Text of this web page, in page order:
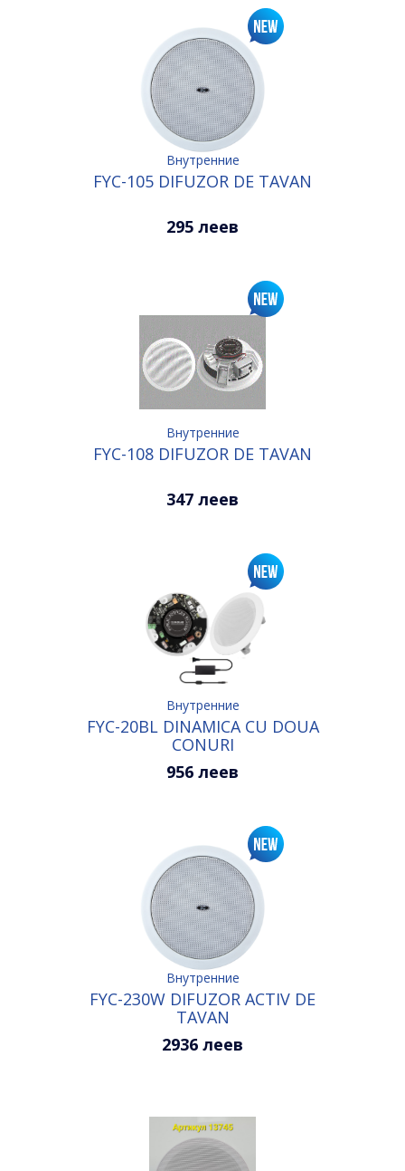
Внутренние
FYC-105 DIFUZOR DE TAVAN
295 леев
Внутренние
FYC-108 DIFUZOR DE TAVAN
347 леев
Внутренние
FYC-20BL DINAMICA CU DOUA
CONURI
956 леев
Внутренние
FYC-230W DIFUZOR ACTIV DE
TAVAN
2936 леев